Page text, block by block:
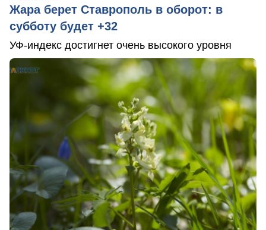
Жара берет Ставрополь в оборот: в
субботу будет +32
УФ-индекс достигнет очень высокого уровня